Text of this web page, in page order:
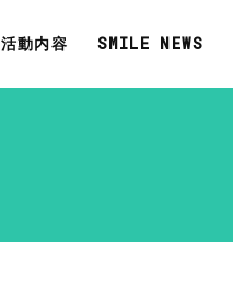
活動内容 SMILE NEWS